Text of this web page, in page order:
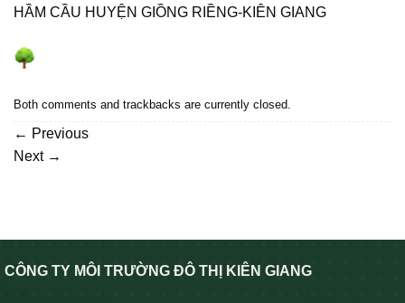
HẦM CẦU HUYỆN GIỒNG RIỀNG-KIÊN GIANG
Both comments and trackbacks are currently closed.
← Previous
Next →
CÔNG TY MÔI TRƯỜNG ĐÔ THỊ KIÊN GIANG